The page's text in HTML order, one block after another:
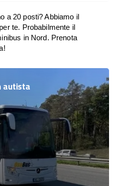
a 20 posti? Abbiamo il
te. Probabilmente il
in Nord. Prenota
autista